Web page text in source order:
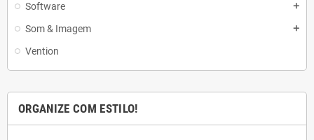
Software add
Som & Imagem add
Vention
ORGANIZE COM ESTILO!